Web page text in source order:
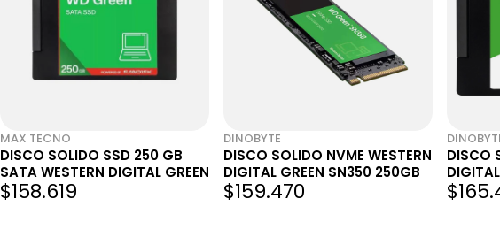
MAX TECNO
DISCO SOLIDO SSD 250 GB
SATA WESTERN DIGITAL GREEN
$158.619
DINOBYTE
DISCO SOLIDO NVME WESTERN
DIGITAL GREEN SN350 250GB
$159.470
DISCO